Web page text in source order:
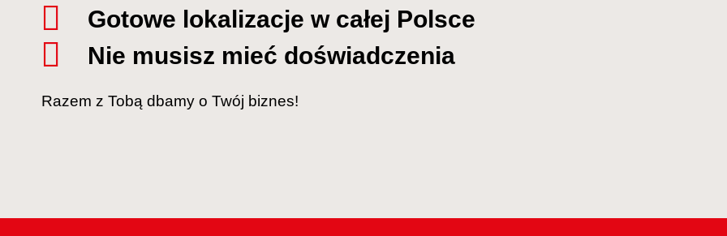
Gotowe lokalizacje w całej Polsce
Nie musisz mieć doświadczenia
Razem z Tobą dbamy o Twój biznes!